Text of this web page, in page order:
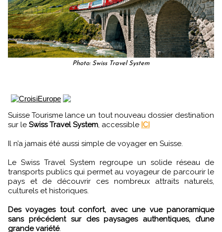
Photo: Swiss Travel System
Suisse Tourisme lance un tout nouveau dossier destination
sur le Swiss Travel System, accessible ICI
Il n’a jamais été aussi simple de voyager en Suisse.
Le Swiss Travel System regroupe un solide réseau de
transports publics qui permet au voyageur de parcourir le
pays et de découvrir ces nombreux attraits naturels,
culturels et historiques.
Des voyages tout confort, avec une vue panoramique
sans précédent sur des paysages authentiques, d’une
grande variété.